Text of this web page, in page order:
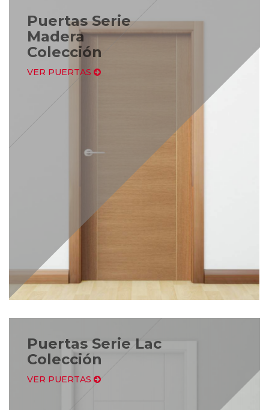
Puertas Serie
Madera
Colección
VER PUERTAS
Puertas Serie Lac
Colección
VER PUERTAS